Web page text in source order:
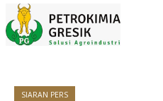
SIARAN PERS